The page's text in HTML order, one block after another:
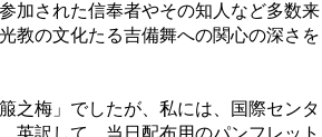
加された信奉者やその知人など多数来
教の文化たる吉備舞への関心の深さを
梅」でしたが、私には、国際センタ
英訳して、当日配布用のパンフレット